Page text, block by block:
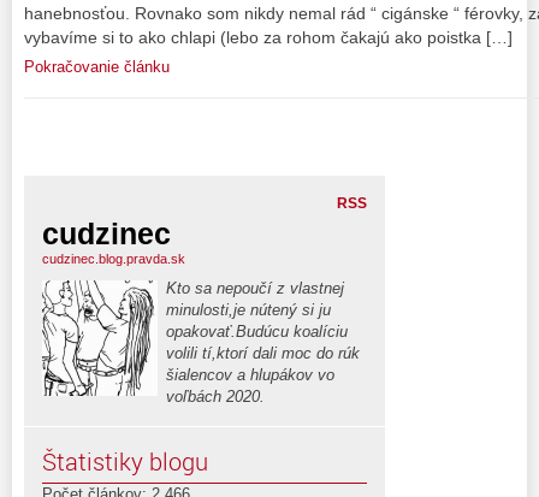
hanebnosťou. Rovnako som nikdy nemal rád “ cigánske “ férovky,
vybavíme si to ako chlapi (lebo za rohom čakajú ako poistka […]
Pokračovanie článku
RSS
cudzinec
cudzinec.blog.pravda.sk
Kto sa nepoučí z vlastnej
minulosti,je nútený si ju
opakovať.Budúcu koalíciu
volili tí,ktorí dali moc do rúk
šialencov a hlupákov vo
voľbách 2020.
Štatistiky blogu